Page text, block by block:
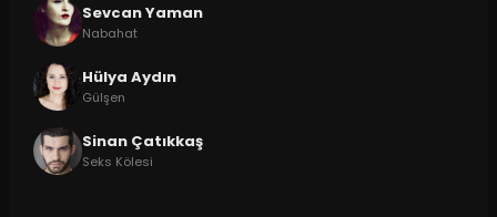
Sevcan Yaman
Nabahat
Hülya Aydın
Gülşen
Sinan Çatıkkaş
Seks Kölesi